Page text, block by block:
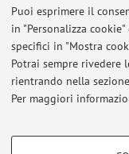
Puoi esprimere il
in "Personalizza
specifici in "Mostra
Potrai sempre rivedere
rientrando nella
Per maggiori
COOKIE DI
Pubblicato il: 25 marzo
Calendario Esami per
Information
Pubblicato il: 08 ottobre